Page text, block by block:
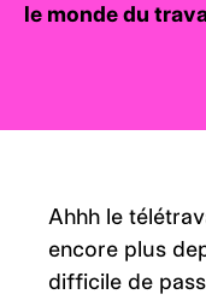
le monde du
Ahhh le
encore plus
difficile de